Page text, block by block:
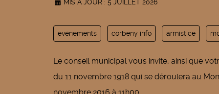
MIS À JOUR : 5 JUILLET 2026
événements corbeny info armistice
Le conseil municipal vous invite, ainsi que
du 11 novembre 1918 qui se déroulera au